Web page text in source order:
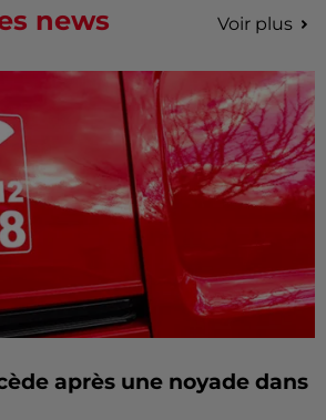
news Voir plus
après une noyade dans